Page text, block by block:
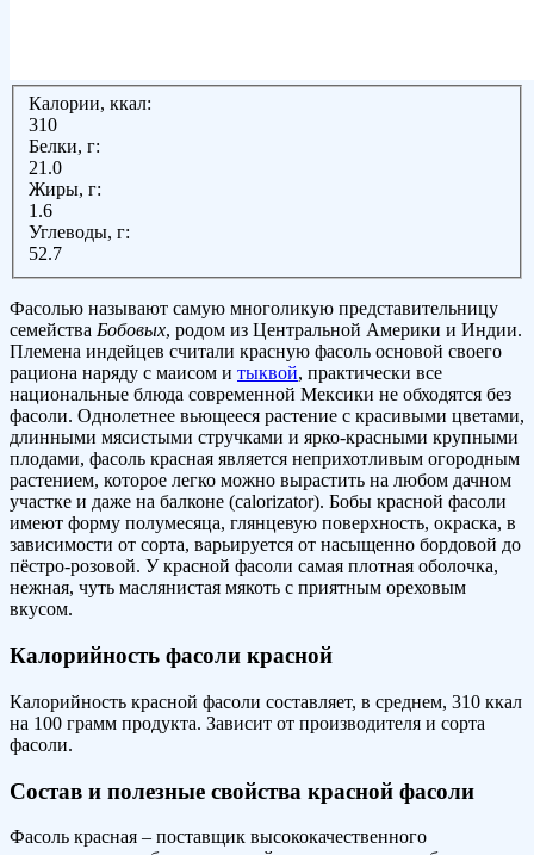
Калории, ккал:
310
Белки, г:
21.0
Жиры, г:
1.6
Углеводы, г:
52.7
Фасолью называют самую многоликую представительницу
семейства Бобовых, родом из Центральной Америки и Индии.
Племена индейцев считали красную фасоль основой своего
рациона наряду с маисом и тыквой, практически все
национальные блюда современной Мексики не обходятся без
фасоли. Однолетнее вьющееся растение с красивыми цветами,
длинными мясистыми стручками и ярко-красными крупными
плодами, фасоль красная является неприхотливым огородным
растением, которое легко можно вырастить на любом дачном
участке и даже на балконе (calorizator). Бобы красной фасоли
имеют форму полумесяца, глянцевую поверхность, окраска, в
зависимости от сорта, варьируется от насыщенно бордовой до
пёстро-розовой. У красной фасоли самая плотная оболочка,
нежная, чуть маслянистая мякоть с приятным ореховым
вкусом.
Калорийность фасоли красной
Калорийность красной фасоли составляет, в среднем, 310 ккал
на 100 грамм продукта. Зависит от производителя и сорта
фасоли.
Состав и полезные свойства красной фасоли
Фасоль красная – поставщик высококачественного